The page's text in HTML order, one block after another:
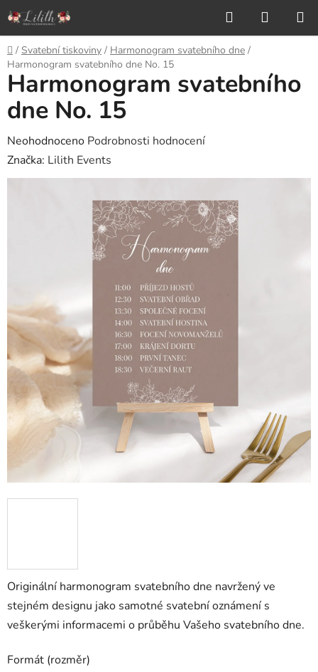
Přejít
na
obsah
Hledat
KOŠÍK
Domů
/ Svatební tiskoviny / Harmonogram svatebního dne /
Harmonogram svatebního dne No. 15
Originální harmonogram svatebního dne navržený ve
stejném designu jako samotné svatební oznámení s
veškerými informacemi o průběhu Vašeho svatebního dne.
Formát (rozměr)
Harmonogram svatebního
dne No. 15
Průměrné
hodnocení
produktu
Neohodnoceno Podrobnosti hodnocení
Značka: Lilith Events